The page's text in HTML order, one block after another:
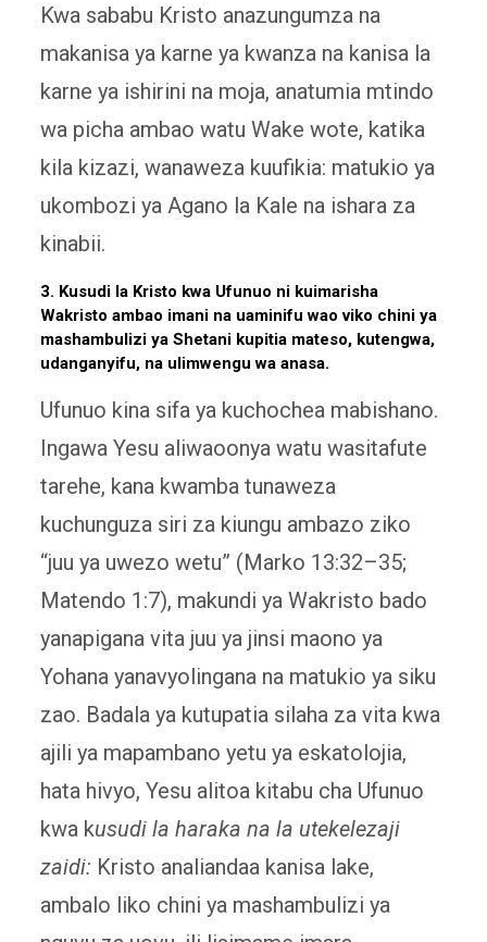
Kwa sababu Kristo anazungumza na
makanisa ya karne ya kwanza na kanisa la
karne ya ishirini na moja, anatumia mtindo
wa picha ambao watu Wake wote, katika
kila kizazi, wanaweza kuufikia: matukio ya
ukombozi ya Agano la Kale na ishara za
kinabii.
3. Kusudi la Kristo kwa Ufunuo ni kuimarisha
Wakristo ambao imani na uaminifu wao viko chini ya
mashambulizi ya Shetani kupitia mateso, kutengwa,
udanganyifu, na ulimwengu wa anasa.
Ufunuo kina sifa ya kuchochea mabishano.
Ingawa Yesu aliwaoonya watu wasitafute
tarehe, kana kwamba tunaweza
kuchunguza siri za kiungu ambazo ziko
“juu ya uwezo wetu” (Marko 13:32–35;
Matendo 1:7), makundi ya Wakristo bado
yanapigana vita juu ya jinsi maono ya
Yohana yanavyolingana na matukio ya siku
zao. Badala ya kutupatia silaha za vita kwa
ajili ya mapambano yetu ya eskatolojia,
hata hivyo, Yesu alitoa kitabu cha Ufunuo
kwa kusudi la haraka na la utekelezaji
zaidi: Kristo analiandaa kanisa lake,
ambalo liko chini ya mashambulizi ya